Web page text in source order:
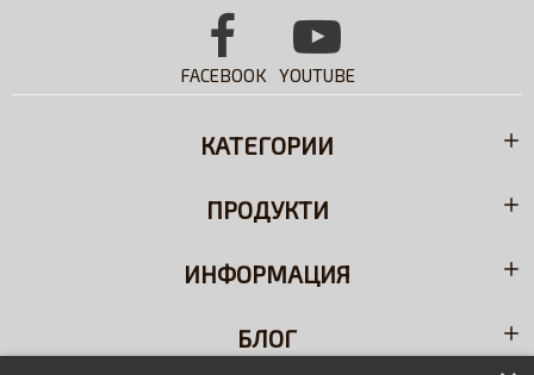
FACEBOOK YOUTUBE
КАТЕГОРИИ
ПРОДУКТИ
ИНФОРМАЦИЯ
БЛОГ